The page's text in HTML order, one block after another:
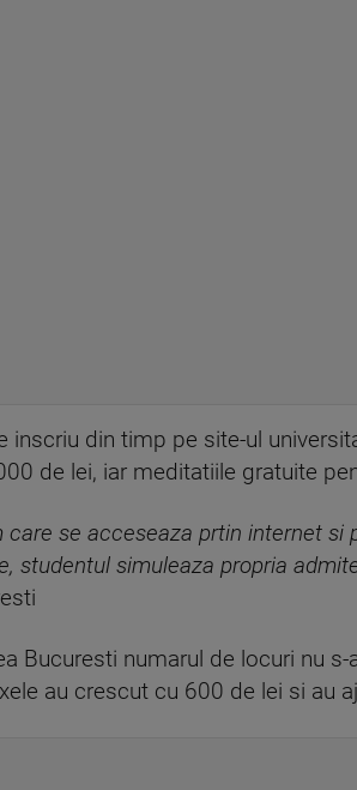
inscriu din timp pe site-ul
de lei, iar meditatiile gratuite
care se acceseaza prtin internet
studentul simuleaza propria
Bucuresti numarul de locuri nu
au crescut cu 600 de lei si au